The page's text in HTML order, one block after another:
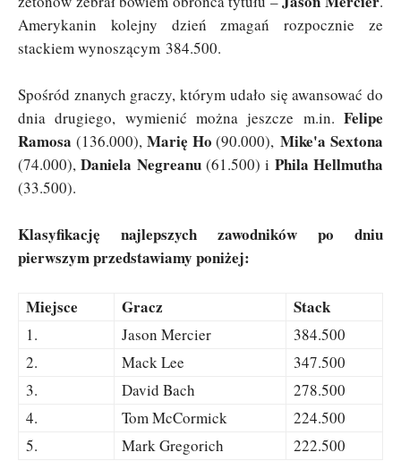
Amerykanin kolejny dzień zmagań rozpocznie ze
stackiem wynoszącym 384.500.
Spośród znanych graczy, którym udało się awansować do
dnia drugiego, wymienić można jeszcze m.in. Felipe
Ramosa (136.000), Marię Ho (90.000),Mike'a Sextona
(74.000),Daniela Negreanu(61.500) i Phila Hellmutha
(33.500).
Klasyfikację najlepszych zawodników po dniu
pierwszym przedstawiamy poniżej:
Miejsce Gracz Stack
1. Jason Mercier
384.500
2.
Mack Lee
347.500
3.
David Bach
278.500
4.
Tom McCormick
224.500
5.
Mark Gregorich 222.500